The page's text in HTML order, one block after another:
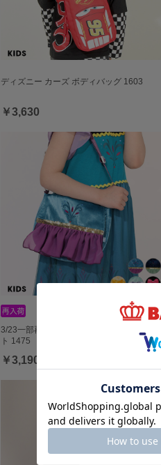
ディズニー カーズ ボディバッグ 1603
￥3,630
3/23一部再販 ディズニー なりきるポシェッ
ト 1475
￥3,190